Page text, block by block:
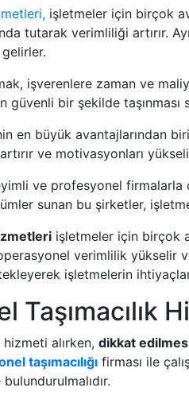
işletmeler için birçok
tutarak verimliliği artırır.
işverenlere zaman ve
güvenli bir şekilde
en büyük avantajlarından
ve motivasyonları
ve profesyonel firmalarla
sunan bu şirketler,
işletmeler için birçok
verimlilik
işletmelerin
hizmeti alırken, dikkat
taşımacılığı firması ile